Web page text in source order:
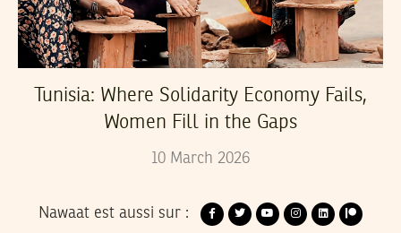
Tunisia: Where Solidarity Economy Fails,
Women Fill in the Gaps
10 March 2026
Nawaat est aussi sur :